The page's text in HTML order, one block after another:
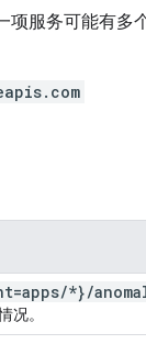
项服务可能有
/*}/
况。